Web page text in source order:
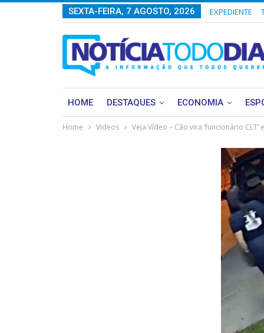
SEXTA-FEIRA, 7 AGOSTO, 2026 EXPEDIENTE
HOME DESTAQUES ECONOMIA
Home Videos Veja Vídeo – Cão vira ‘funcionário